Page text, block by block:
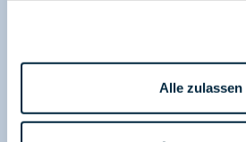
Alle zulassen